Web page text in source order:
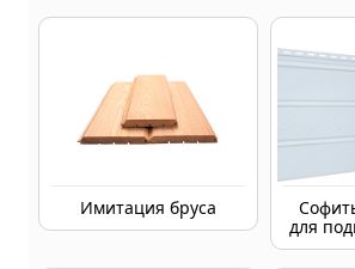
Имитация бруса
для